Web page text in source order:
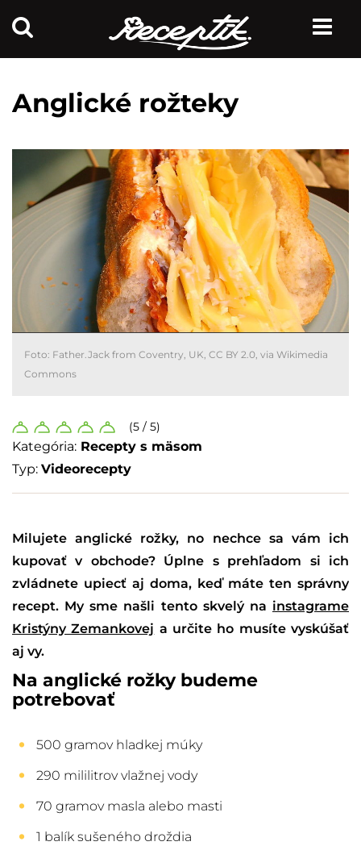
Anglické rožteky
Foto: Father.Jack from Coventry, UK, CC BY 2.0, via Wikimedia
Commons
(5 / 5)
Kategória: Recepty s mäsom
Typ: Videorecepty
Milujete anglické rožky, no nechce sa vám ich
kupovať v obchode? Úplne s prehľadom si ich
zvládnete upiecť aj doma, keď máte ten správny
recept. My sme našli tento skvelý na instagrame
Kristýny Zemankovej a určite ho musíte vyskúšať
aj vy.
Na anglické rožky budeme
potrebovať
500 gramov hladkej múky
290 mililitrov vlažnej vody
70 gramov masla alebo masti
1 balík sušeného droždia